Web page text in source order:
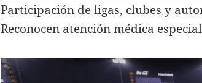
Participación de ligas, clubes y
Reconocen atención médica